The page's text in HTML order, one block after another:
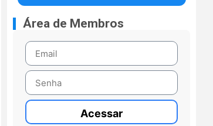
Área de Membros
Acessar